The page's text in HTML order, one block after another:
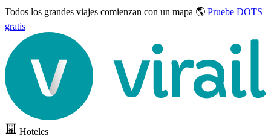
Todos los grandes viajes comienzan con un mapa 🌎 Pruebe DOTS
gratis
Hoteles